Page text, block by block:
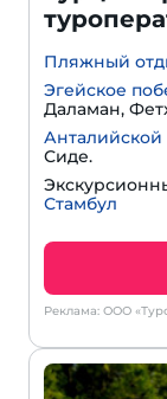
Пляжный
Эгейское
Даламан,
Сиде.
Стамбул
Реклама: ООО